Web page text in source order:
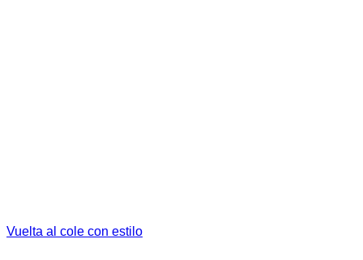
Vuelta al cole con estilo